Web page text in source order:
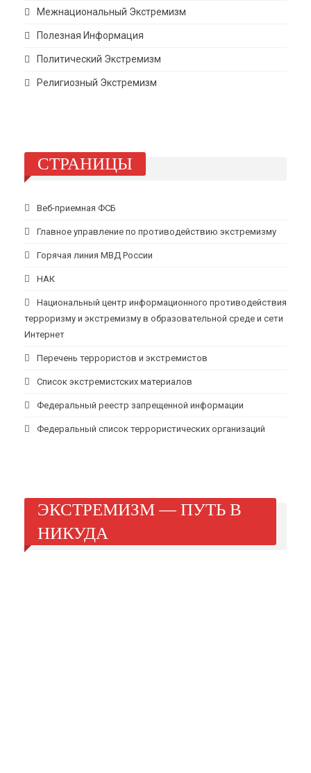
Межнациональный Экстремизм
Полезная Информация
Политический Экстремизм
Религиозный Экстремизм
СТРАНИЦЫ
Веб-приемная ФСБ
Главное управление по противодействию экстремизму
Горячая линия МВД России
НАК
Национальный центр информационного противодействия
терроризму и экстремизму в образовательной среде и сети
Интернет
Перечень террористов и экстремистов
Список экстремистских материалов
Федеральный реестр запрещенной информации
Федеральный список террористических организаций
ЭКСТРЕМИЗМ — ПУТЬ В
НИКУДА